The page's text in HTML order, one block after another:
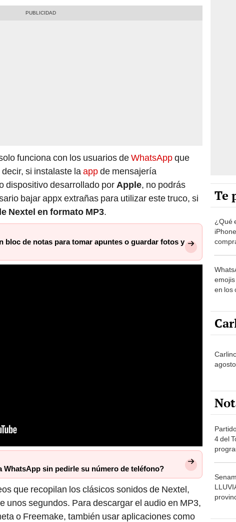
funciona con los usuarios deWhatsAppque
decir, si instalaste laappde mensajería
dispositivo desarrollado porApple, no podrás
bajar appx extrañas para utilizar este truco, si
Nextel en formato MP3.
bloc de notas para tomar apuntes o guardar fotos y
WhatsApp sin pedirle su número de teléfono?
que recopilan los clásicos sonidos de Nextel,
unos segundos. Para descargar el audio en MP3,
o Freemake, también usar aplicaciones como
Te
¿Qué
emojis
en los
4 del